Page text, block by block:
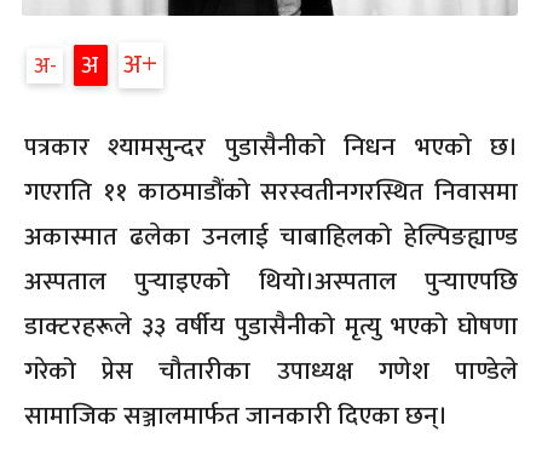
अ अ अ
पत्रकार श्यामसुन्दर पुडासैनीको निधन भएको छ।
गएराति ११ काठमाडौंको सरस्वतीनगरस्थित निवासमा
अकास्मात ढलेका उनलाई चाबाहिलको हेल्पिङह्याण्ड
अस्पताल पुर्‍याइएको थियो।अस्पताल पुर्‍याएपछि
डाक्टरहरूले ३३ वर्षीय पुडासैनीको मृत्यु भएको घोषणा
गरेको प्रेस चौतारीका उपाध्यक्ष गणेश पाण्डेले
सामाजिक सञ्जालमार्फत जानकारी दिएका छन्।